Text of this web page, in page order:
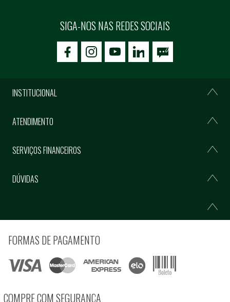
SIGA-NOS NAS REDES SOCIAIS
icon-facebookicon-social02icon-social03
INSTITUCIONAL
ATENDIMENTO
SERVIÇOS FINANCEIROS
DÚVIDAS
FORMAS DE PAGAMENTO
COMPRE COM SEGURANÇA